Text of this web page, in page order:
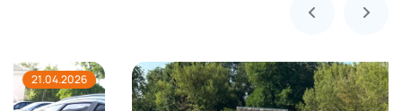
20.04.2026